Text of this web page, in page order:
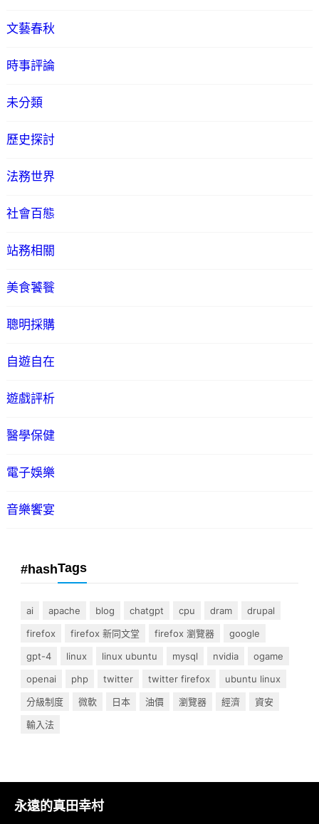
文藝春秋
時事評論
未分類
歷史探討
法務世界
社會百態
站務相關
美食饕餮
聰明採購
自遊自在
遊戲評析
醫學保健
電子娛樂
音樂饗宴
#hashTags
ai apache blog chatgpt cpu dram
drupal
firefox
firefox 新同文堂 firefox 瀏覽器
google
gpt-4
linux linux ubuntu mysql nvidia
ogame
openai
php twitter twitter firefox
ubuntu linux
分級制度
微軟 日本 油價 瀏覽器 經濟
資安
輸入法
永遠的真田幸村